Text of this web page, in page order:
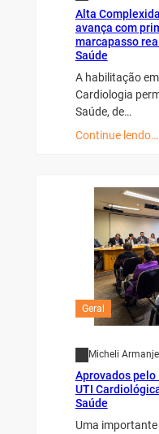
Alta
avança com
marcapasso
Saúde
A habilitação
Cardiologia
Saúde, de…
Continue lendo…
Geral
Micheli Armanje
Aprovados pelo
UTI
Saúde
Uma